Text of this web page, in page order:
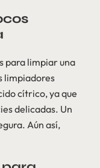
para limpiar una
limpiadores
cítrico, ya que
delicadas. Un
Aún así,